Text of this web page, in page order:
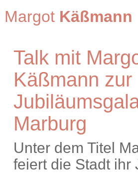
Margot Käßmann
Talk mit
Käßmann zur
Marburg
Unter dem Titel
feiert die Stadt ihr